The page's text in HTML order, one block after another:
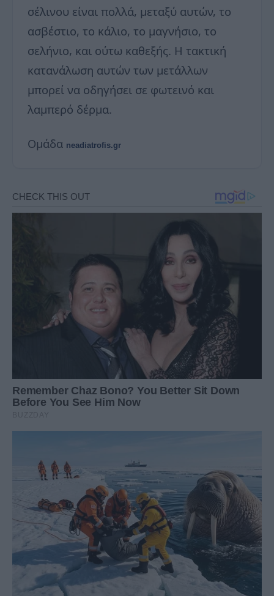
σέλινου είναι πολλά, μεταξύ αυτών, το
ασβέστιο, το κάλιο, το μαγνήσιο, το
σελήνιο, και ούτω καθεξής. Η τακτική
κατανάλωση αυτών των μετάλλων
μπορεί να οδηγήσει σε φωτεινό και
λαμπερό δέρμα.
Ομάδα neadiatrofis.gr